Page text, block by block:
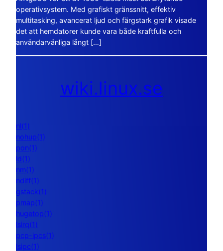
operativsystem. Med grafiskt gränssnitt, effektiv
multitasking, avancerat ljud och färgstark grafik visade
det att hemdatorer kunde vara både kraftfulla och
användarvänliga långt […]
wiki.linux.se
nl(1)
nohup(1)
pon(1)
ld(1)
nm(1)
ndiff(1)
gstack(1)
pmap(1)
hugetop(1)
lsirq(1)
pcp-ipcs(1)
lsipc(1)